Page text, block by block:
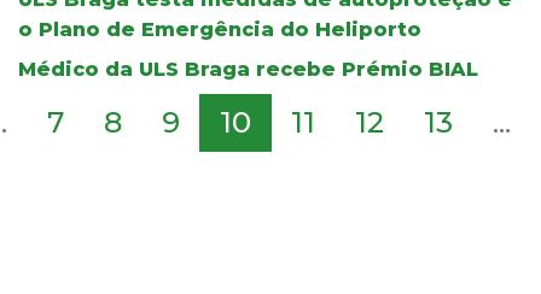
o Plano de Emergência do Heliporto
Médico da ULS Braga recebe Prémio BIAL
7 8 9 10 11 12 13 ...